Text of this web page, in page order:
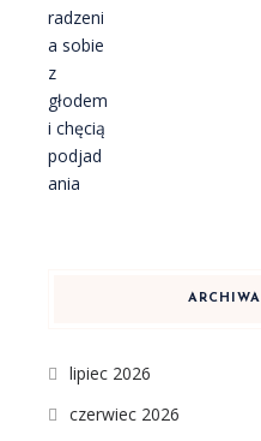
ARCHIWA
lipiec 2026
czerwiec 2026